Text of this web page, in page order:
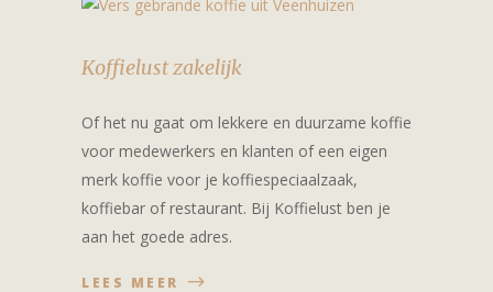
Koffielust zakelijk
Of het nu gaat om lekkere en duurzame koffie
voor medewerkers en klanten of een eigen
merk koffie voor je koffiespeciaalzaak,
koffiebar of restaurant. Bij Koffielust ben je
aan het goede adres.
LEES MEER